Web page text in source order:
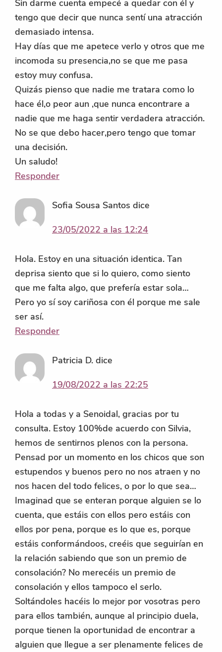
Sin darme cuenta empecé a quedar con él y
tengo que decir que nunca sentí una atracción
demasiado intensa.
Hay días que me apetece verlo y otros que me
incomoda su presencia,no se que me pasa
estoy muy confusa.
Quizás pienso que nadie me tratara como lo
hace él,o peor aun ,que nunca encontrare a
nadie que me haga sentir verdadera atracción.
No se que debo hacer,pero tengo que tomar
una decisión.
Un saludo!
Responder
Sofia Sousa Santos dice
23/05/2022 a las 12:24
Hola. Estoy en una situación identica. Tan
deprisa siento que si lo quiero, como siento
que me falta algo, que prefería estar sola…
Pero yo sí soy cariñosa con él porque me sale
ser así.
Responder
Patricia D. dice
19/08/2022 a las 22:25
Hola a todas y a Senoidal, gracias por tu
consulta. Estoy 100%de acuerdo con Silvia,
hemos de sentirnos plenos con la persona.
Pensad por un momento en los chicos que son
estupendos y buenos pero no nos atraen y no
nos hacen del todo felices, o por lo que sea…
Imaginad que se enteran porque alguien se lo
cuenta, que estáis con ellos pero estáis con
ellos por pena, porque es lo que es, porque
estáis conformándoos, creéis que seguirían en
la relación sabiendo que son un premio de
consolación? No merecéis un premio de
consolación y ellos tampoco el serlo.
Soltándoles hacéis lo mejor por vosotras pero
para ellos también, aunque al principio duela,
porque tienen la oportunidad de encontrar a
alguien que llegue a ser plenamente felices de